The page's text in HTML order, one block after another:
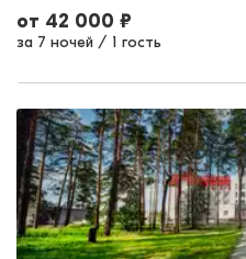
от 42 000 ₽
за 7 ночей / 1 гость